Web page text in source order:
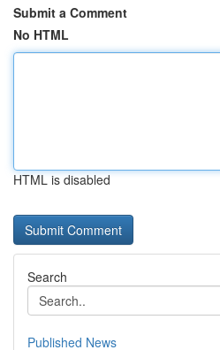
Submit a Comment
No HTML
HTML is disabled
Search
Published News